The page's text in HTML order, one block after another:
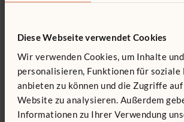
Diese Webseite verwendet Cookies
Wir verwenden Cookies, um Inhalte
personalisieren, Funktionen für soziale
anbieten zu können und die Zugriffe
Website zu analysieren. Außerdem
Informationen zu Ihrer Verwendung